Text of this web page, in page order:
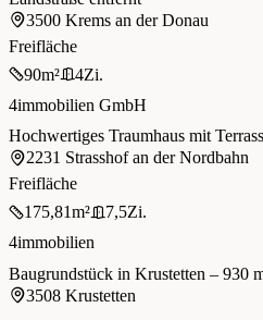
3500 Krems an der Donau
Freifläche
90m² 4Zi.
4immobilien GmbH
Hochwertiges Traumhaus mit
2231 Strasshof an der Nordbahn
Freifläche
175,81m² 7,5Zi.
4immobilien
Baugrundstück in Krustetten – 930
3508 Krustetten